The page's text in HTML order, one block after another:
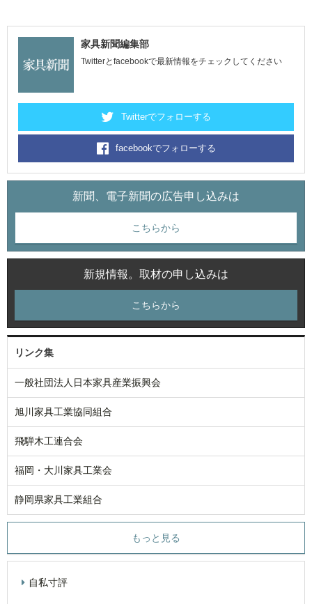
家具新聞編集部
Twitterとfacebookで最新情報をチェックしてください
Twitterでフォローする
facebookでフォローする
新聞、電子新聞の広告申し込みは
こちらから
新規情報。取材の申し込みは
こちらから
リンク集
一般社団法人日本家具産業振興会
旭川家具工業協同組合
飛騨木工連合会
福岡・大川家具工業会
静岡県家具工業組合
もっと見る
自私寸評